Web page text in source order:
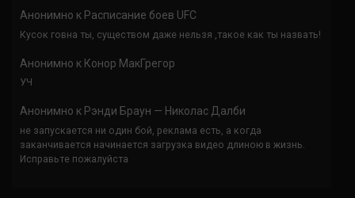
Анонимно к Расписание боев UFC
Кусок говна ты, существом даже нельзя ,такое как ты назвать!
Анонимно к Конор МакГрегор
УЧ
Анонимно к Рэнди Браун — Николас Далби
не запускается ни один бой, реклама есть, а когда
заканчивается начинается загрузка видео длиною в жизнь.
Исправьте пожалуйста